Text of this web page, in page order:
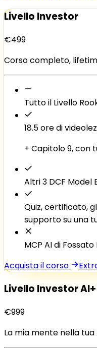
Livello Investor
€499
Corso completo,
Tutto il Livello
18.5 ore di
+ Capitolo 9, con
Altri 3 DCF Model
Quiz, certificato,
supporto su una
MCP AI di
Acquista il corso
Livello Investor AI+
€999
La mia mente nella tua